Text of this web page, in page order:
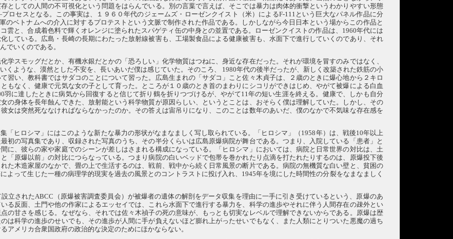
としての人間の不可視化という問題をはらんでいる。別の言葉で言えば、そこでは暴力は肉体的衝撃というわかりやすい形態
セスとなる。この事実は、１９６０年代のジェームズ・ローゼンクイスト（米）によるF-111という巨大なパネル作品に分
のベトナムへの介入に対するプロテストという文脈で制作された作品である。しかしながら今日日本という場からこの作品と
雲と、合成着色料で輝くオレンジに塗られたスパゲティ缶の中身との並置である。ローゼンクイストの作品は、1960年代には
している。広島・長崎の長期にわたった放射線被害も、工場製食品による健康被害も、水面下で進行していくのであり、それ
でいくのである。
学スモッグだとか、有機水銀だとかの「恐ろしい」化学物質はつねに、身近な存在だった。それが環境を冒すのみではなく、
くような、漠然とした不安を、長いあいだ僕は感じていた。そのころ、 1980年代の後半だったが、新しく改築された鉄筋の小
習い、教科書ではサダコのことについて習った。広島生まれの「サダコ」こと佐々木貞子は、２歳のときに爆心地から２キロ
もなく、健康で元気な女の子として育った。ところが１０歳のとき首のまわりにシコリができはじめ、やがて被爆による白血
に達したときに病気から回復すると信じて折り鶴を折りつづけるが、やがて11年の短い生涯を終える。健康で、しかも自分
の身体を長年蝕んできた、放射能という科学物質が原因らしい、というとことは、おそらく僕は理解していた。しかし、その
女は突然死ななければならなかったのか。その答えは宙吊りになり、このことは数年のあいだ、僕のなかで不気味な存在感を
「ヒロシマ」にはこのような新たな暴力の形状がなまなましく写し取られている。「ヒロシマ」（1958年）は、戦後10年以上
初の写真集であり、収録された写真のうち、その半分くらいは広島原爆病院が舞台である。つまり、入院している「患者」と
に、彼らの家や家庭でのシーンが差しはさまれる構成になっている。「ヒロシマ」においては、病院と日常世界の対比は、土
「原爆以前」の対比につらなっている。つまり病院の白いベッドで包帯を巻かれたり点滴を打たれたりするのは、原爆投下後
た木造家屋のなかで、畳の上で生活するのは、戦前、戦中から続く日常風景の断片である。病院の無機質な白い壁と、貧困の
よって生じた一種の病理学的現実を過去の風景とのコントラストに投げ入れ、1945年を境にした時間性の分裂をなまなましく
立されたABCC（原爆被害調査委員会）が被爆者の遺体の解剖をデータ収集を理由に一手に引き受けているという、原爆のあ
る反面、土門や他の作家によるエッセイでは、これら水面下で進行する暴力を、科学の進歩やそれに伴う人間存在の疎外とい
の甘さを感じる。なぜなら、それでは佐々木禎子の死の意味が、もっとも切実なレベルで理解できないからである。原爆は歴
は科学の進歩のせいでも、その進歩が人間に手が負えないほど膨れ上がったせいでもなく、また人類にとりついた悪魔の過ち
アメリカ合衆国政府の政治的な決定のためにほかならない。